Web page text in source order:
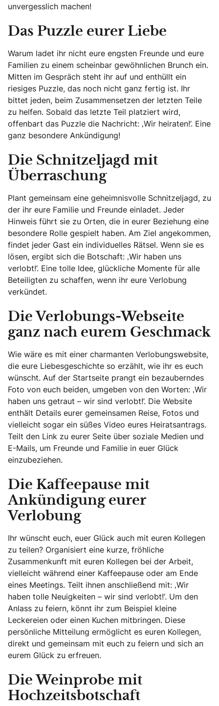
unvergesslich machen!
Das Puzzle eurer Liebe
Warum ladet ihr nicht eure engsten Freunde und eure
Familien zu einem scheinbar gewöhnlichen Brunch ein.
Mitten im Gespräch steht ihr auf und enthüllt ein
riesiges Puzzle, das noch nicht ganz fertig ist. Ihr
bittet jeden, beim Zusammensetzen der letzten Teile
zu helfen. Sobald das letzte Teil platziert wird,
offenbart das Puzzle die Nachricht: ‚Wir heiraten!’. Eine
ganz besondere Ankündigung!
Die Schnitzeljagd mit
Überraschung
Plant gemeinsam eine geheimnisvolle Schnitzeljagd, zu
der ihr eure Familie und Freunde einladet. Jeder
Hinweis führt sie zu Orten, die in eurer Beziehung eine
besondere Rolle gespielt haben. Am Ziel angekommen,
findet jeder Gast ein individuelles Rätsel. Wenn sie es
lösen, ergibt sich die Botschaft: ‚Wir haben uns
verlobt!’. Eine tolle Idee, glückliche Momente für alle
Beteiligten zu schaffen, wenn ihr eure Verlobung
verkündet.
Die Verlobungs-Webseite
ganz nach eurem Geschmack
Wie wäre es mit einer charmanten Verlobungswebsite,
die eure Liebesgeschichte so erzählt, wie ihr es euch
wünscht. Auf der Startseite prangt ein bezauberndes
Foto von euch beiden, umgeben von den Worten: ‚Wir
haben uns getraut – wir sind verlobt!’. Die Website
enthält Details eurer gemeinsamen Reise, Fotos und
vielleicht sogar ein süßes Video eures Heiratsantrags.
Teilt den Link zu eurer Seite über soziale Medien und
E-Mails, um Freunde und Familie in euer Glück
einzubeziehen.
Die Kaffeepause mit
Ankündigung eurer
Verlobung
Ihr wünscht euch, euer Glück auch mit euren Kollegen
zu teilen? Organisiert eine kurze, fröhliche
Zusammenkunft mit euren Kollegen bei der Arbeit,
vielleicht während einer Kaffeepause oder am Ende
eines Meetings. Teilt ihnen anschließend mit: ‚Wir
haben tolle Neuigkeiten – wir sind verlobt!‘. Um den
Anlass zu feiern, könnt ihr zum Beispiel kleine
Leckereien oder einen Kuchen mitbringen. Diese
persönliche Mitteilung ermöglicht es euren Kollegen,
direkt und gemeinsam mit euch zu feiern und sich an
eurem Glück zu erfreuen.
Die Weinprobe mit
Hochzeitsbotschaft